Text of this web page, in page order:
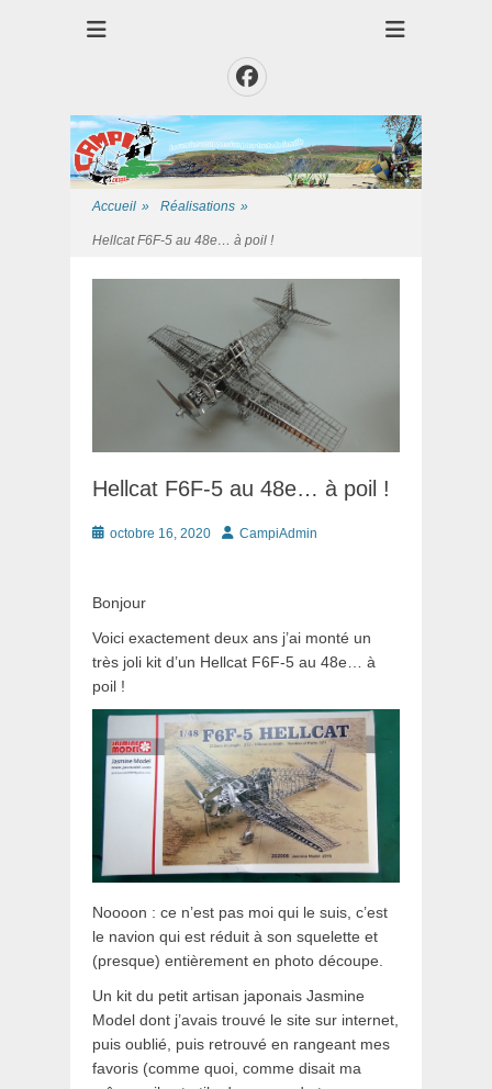
Club CAMPI
Facebook
Accueil » Réalisations »
Hellcat F6F-5 au 48e… à poil !
Hellcat F6F-5 au 48e… à poil !
Postéoctobre 16, 2020 AuteurCampiAdmin
Bonjour
Voici exactement deux ans j’ai monté un
très joli kit d’un Hellcat F6F-5 au 48e… à
poil !
Noooon : ce n’est pas moi qui le suis, c’est
le navion qui est réduit à son squelette et
(presque) entièrement en photo découpe.
Un kit du petit artisan japonais Jasmine
Model dont j’avais trouvé le site sur internet,
puis oublié, puis retrouvé en rangeant mes
favoris (comme quoi, comme disait ma